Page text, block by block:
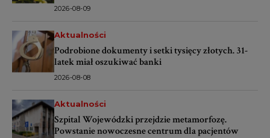
2026-08-09
Aktualności
Podrobione dokumenty i setki tysięcy złotych. 31-
latek miał oszukiwać banki
2026-08-08
Aktualności
Szpital Wojewódzki przejdzie metamorfozę.
Powstanie nowoczesne centrum dla pacjentów